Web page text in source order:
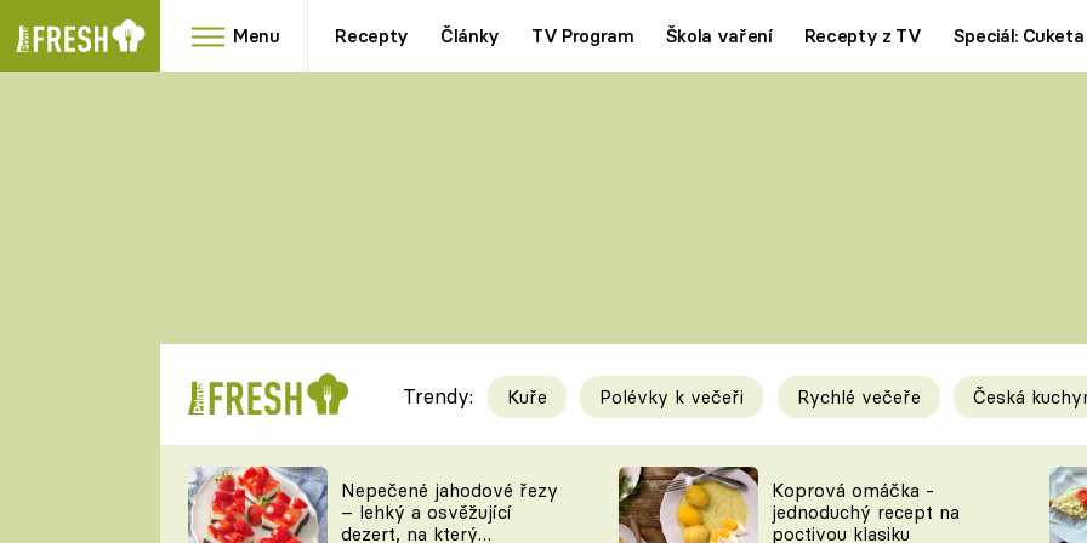
Menu Recepty Články TV Program Škola vaření Recepty z TV Speciál: Cuketa
RYCHLOVKY
Videorecepty
TEĎ VAŘÍ ŠÉF!
Tipy a triky
KAM ZA JÍDLEM
Trendy: Kuře Polévky k večeři Rychlé večeře Česká
Nepečené jahodové řezy
– lehký a osvěžující
dezert, na který
Koprová omáčka -
jednoduchý recept na
poctivou klasiku